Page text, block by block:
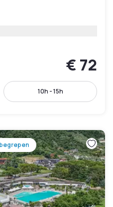
€ 72
10h - 15h